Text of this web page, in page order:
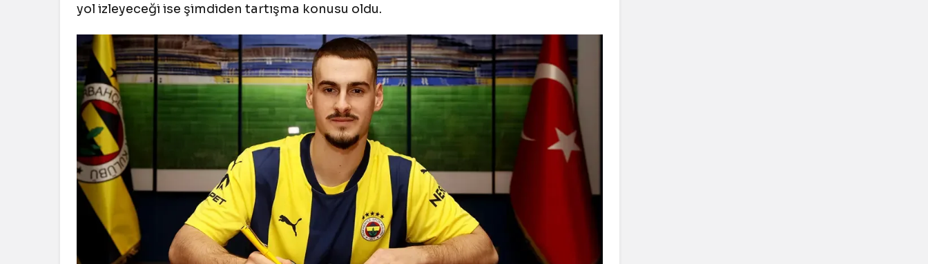
yol izleyeceği ise şimdiden tartışma konusu oldu.